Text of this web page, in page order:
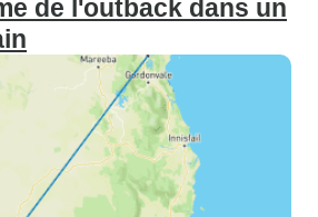
de l'outback dans un